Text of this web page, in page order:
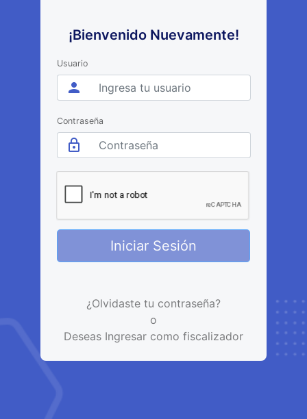
¡Bienvenido Nuevamente!
Usuario
person
Contraseña
lock_outline
Iniciar Sesión
¿Olvidaste tu contraseña?
o
Deseas Ingresar como fiscalizador